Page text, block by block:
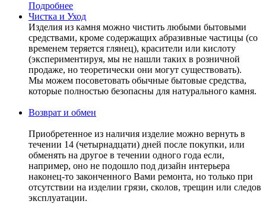
Подробнее
Чистка и Уход
Изделия из камня можно чистить любыми бытовыми
средствами, кроме содержащих абразивные частицы (со
временем теряется глянец), красители или кислоту
(экспериментируя, мы не нашли таких в розничной
продаже, но теоретически они могут существовать).
Мы можем посоветовать обычные бытовые средства,
которые полностью безопасны для натурального камня.
Возврат и обмен
Приобретенное из наличия изделие можно вернуть в
течении 14 (четырнадцати) дней после покупки, или
обменять на другое в течении одного года если,
например, оно не подошло под дизайн интерьера
наконец-то законченного Вами ремонта, но только при
отсутствии на изделии грязи, сколов, трещин или следов
эксплуатации.